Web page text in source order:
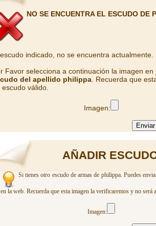
NO SE ENCUENTRA EL ESCUDO DE
indicado, no se encuentra
Favor selecciona a continuación la imagen
del apellido philippa. Recuerda que
escudo válido.
Imagen:
AÑADIR
Si tienes otro escudo de armas de philippa. Puedes
en la web. Recuerda que esta imagen la verificaremos y no será
Imagen: